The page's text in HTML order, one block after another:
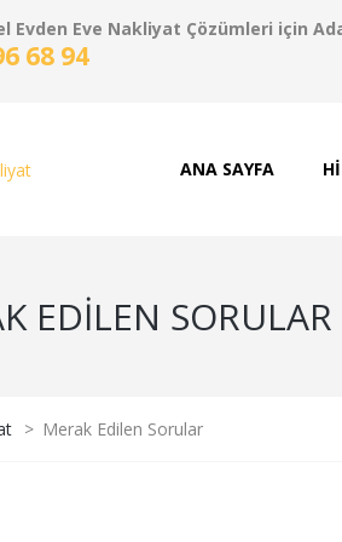
Evden Eve Nakliyat Çözümleri için
68 94
ANA SAYFA
EDILEN SORULAR
> Merak Edilen Sorular